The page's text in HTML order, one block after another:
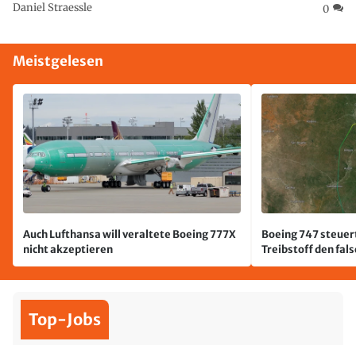
Daniel Straessle 0
Meistgelesen
Auch Lufthansa will veraltete Boeing 777X
nicht akzeptieren
Boeing 747
Treibstoff den
Top-Jobs